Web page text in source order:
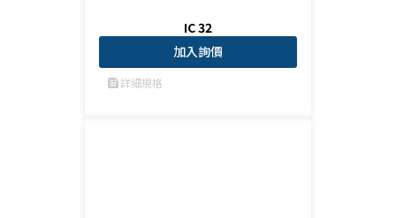
IC 32
加入詢價
feed詳細規格